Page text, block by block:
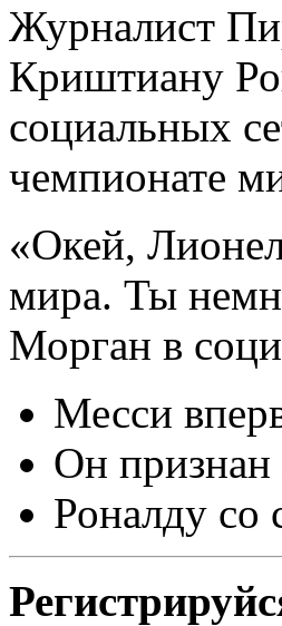
Журналист
Криштиану
социальных
чемпионате
«Окей,
мира. Ты
Морган в
Месси
Он
Роналду со